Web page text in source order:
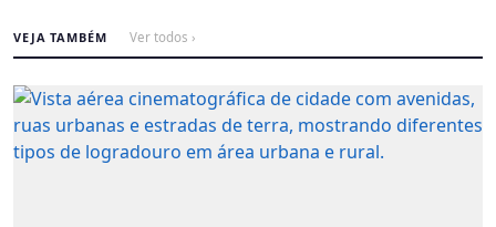
VEJA TAMBÉM Ver todos ›